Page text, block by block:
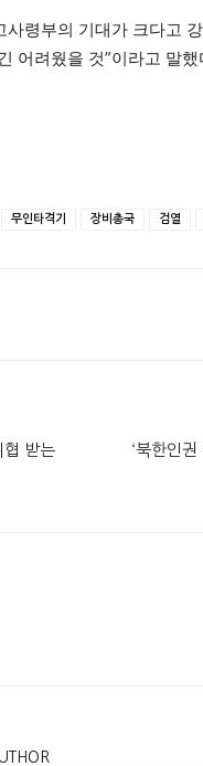
령부의 기대가 크다고
어려웠을 것”이라고 말했
무인타격기 장비총국 검열
받는
‘북한인